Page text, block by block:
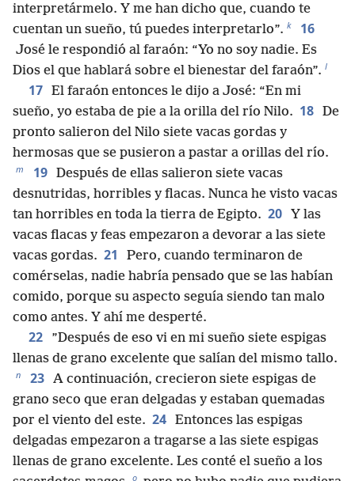
interpretármelo. Y me han dicho que, cuando te
cuentan un sueño, tú puedes interpretarlo”. k 16
José le respondió al faraón: “Yo no soy nadie. Es
Dios el que hablará sobre el bienestar del faraón”. l
17 El faraón entonces le dijo a José: “En mi
sueño, yo estaba de pie a la orilla del río Nilo. 18 De
pronto salieron del Nilo siete vacas gordas y
hermosas que se pusieron a pastar a orillas del río.
m 19 Después de ellas salieron siete vacas
desnutridas, horribles y flacas. Nunca he visto vacas
tan horribles en toda la tierra de Egipto. 20 Y las
vacas flacas y feas empezaron a devorar a las siete
vacas gordas. 21
Pero, cuando terminaron de
comérselas, nadie habría pensado que se las habían
comido, porque su aspecto seguía siendo tan malo
como antes. Y ahí me desperté.
22
”Después de eso vi en mi sueño siete espigas
llenas de grano excelente que salían del mismo tallo.
n 23 A continuación, crecieron siete espigas de
grano seco que eran delgadas y estaban quemadas
por el viento del este. 24 Entonces las espigas
delgadas empezaron a tragarse a las siete espigas
llenas de grano excelente. Les conté el sueño a los
o